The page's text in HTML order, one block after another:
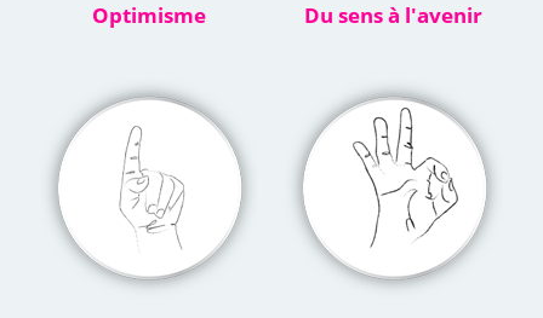
Optimisme Du sens à l'avenir
CURIOSITÉ
INTELLECTUELLE
POSITIF ET
RESPONSABLE